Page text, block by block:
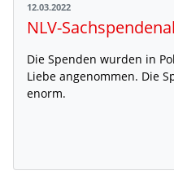
12.03.2022
Die Spenden wurden in
Liebe angenommen. Die
enorm.